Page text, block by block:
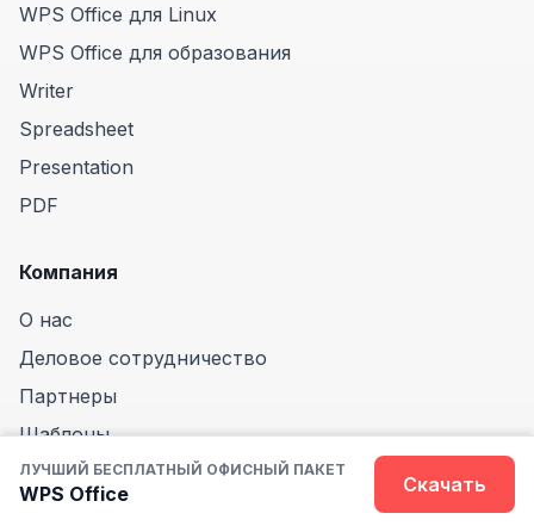
WPS Office для Linux
WPS Office для образования
Writer
Spreadsheet
Presentation
PDF
Компания
О нас
Деловое сотрудничество
Партнеры
Шаблоны
Политика конфиденциальности
ЛУЧШИЙ БЕСПЛАТНЫЙ ОФИСНЫЙ ПАКЕТ
WPS Office Скачать